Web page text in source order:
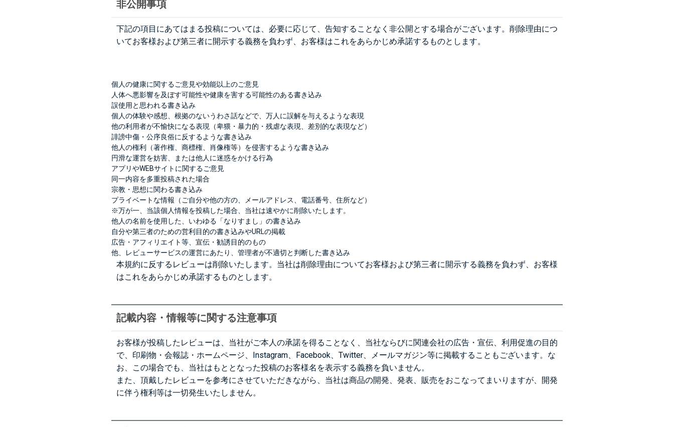
非公開事項
下記の項目にあてはまる投稿については、必要に応じて、告知することなく非公開とする場合がございます。削除理由につ
いてお客様および第三者に開示する義務を負わず、お客様はこれをあらかじめ承諾するものとします。
個人の健康に関するご意見や効能以上のご意見
人体へ悪影響を及ぼす可能性や健康を害する可能性のある書き込み
誤使用と思われる書き込み
個人の体験や感想、根拠のないうわさ話などで、万人に誤解を与えるような表現
他の利用者が不愉快になる表現（卑猥・暴力的・残虐な表現、差別的な表現など）
誹謗中傷・公序良俗に反するような書き込み
他人の権利（著作権、商標権、肖像権等）を侵害するような書き込み
円滑な運営を妨害、または他人に迷惑をかける行為
アプリやWEBサイトに関するご意見
同一内容を多重投稿された場合
宗教・思想に関わる書き込み
プライベートな情報（ご自分や他の方の、メールアドレス、電話番号、住所など）
※万が一、当該個人情報を投稿した場合、当社は速やかに削除いたします。
他人の名前を使用した、いわゆる「なりすまし」の書き込み
自分や第三者のための営利目的の書き込みやURLの掲載
広告・アフィリエイト等、宣伝・勧誘目的のもの
他、レビューサービスの運営にあたり、管理者が不適切と判断した書き込み
本規約に反するレビューは削除いたします。当社は削除理由についてお客様および第三者に開示する義務を負わず、お客様
はこれをあらかじめ承諾するものとします。
記載内容・情報等に関する注意事項
お客様が投稿したレビューは、当社がご本人の承諾を得ることなく、当社ならびに関連会社の広告・宣伝、利用促進の目的
で、印刷物・会報誌・ホームページ、Instagram、Facebook、Twitter、メールマガジン等に掲載することもございます。な
お、この場合でも、当社はもととなった投稿のお客様名を表示する義務を負いません。
また、頂戴したレビューを参考にさせていただきながら、当社は商品の開発、発表、販売をおこなってまいりますが、開発
に伴う権利等は一切発生いたしません。